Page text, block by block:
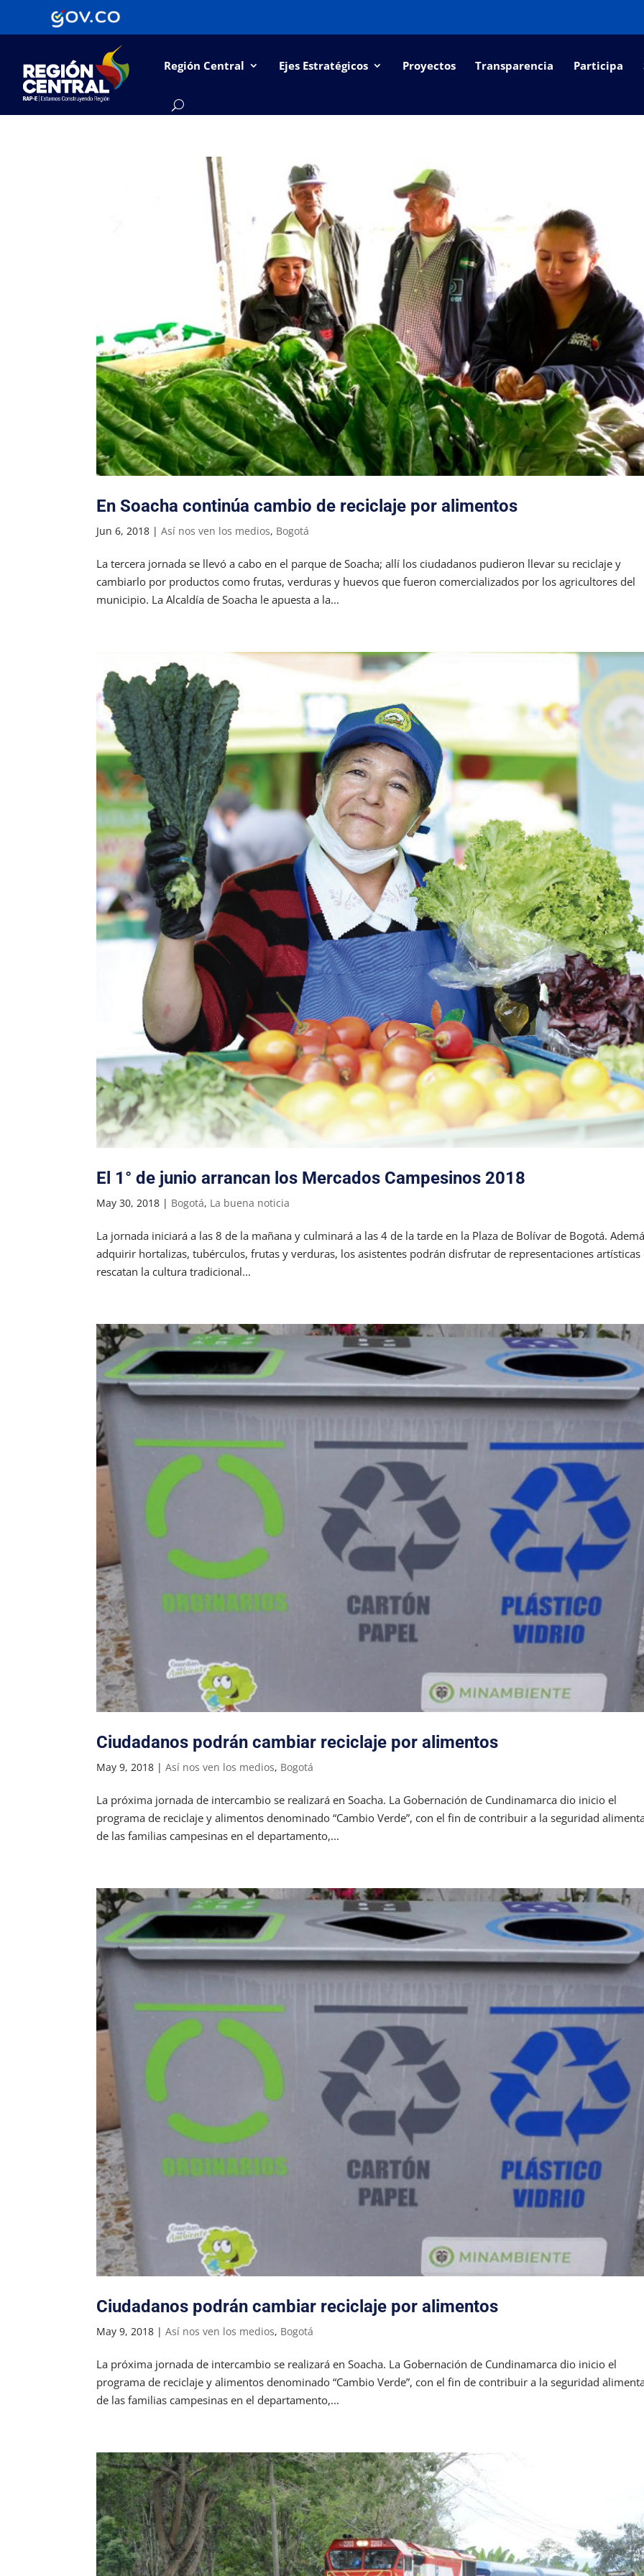
Región Central Ejes Estratégicos Proyectos Transparencia Participa
En Soacha continúa cambio de reciclaje por alimentos
Jun 6, 2018 |Así nos ven los medios, Bogotá
La tercera jornada se llevó a cabo en el parque de Soacha; allí los ciudadanos pudieron llevar su reciclaje y
cambiarlo por productos como frutas, verduras y huevos que fueron comercializados por los agricultores del
municipio. La Alcaldía de Soacha le apuesta a la...
El 1° de junio arrancan los Mercados Campesinos 2018
May 30, 2018 | Bogotá, La buena noticia
La jornada iniciará a las 8 de la mañana y culminará a las 4 de la tarde en la Plaza de Bolívar de Bogotá.
adquirir hortalizas, tubérculos, frutas y verduras, los asistentes podrán disfrutar de representaciones artísticas
rescatan la cultura tradicional...
Ciudadanos podrán cambiar reciclaje por alimentos
May 9, 2018 |Así nos ven los medios, Bogotá
La próxima jornada de intercambio se realizará en Soacha. La Gobernación de Cundinamarca dio inicio el
programa de reciclaje y alimentos denominado “Cambio Verde”, con el fin de contribuir a la seguridad
de las familias campesinas en el departamento,...
Ciudadanos podrán cambiar reciclaje por alimentos
May 9, 2018 |Así nos ven los medios, Bogotá
La próxima jornada de intercambio se realizará en Soacha. La Gobernación de Cundinamarca dio inicio el
programa de reciclaje y alimentos denominado “Cambio Verde”, con el fin de contribuir a la seguridad
de las familias campesinas en el departamento,...